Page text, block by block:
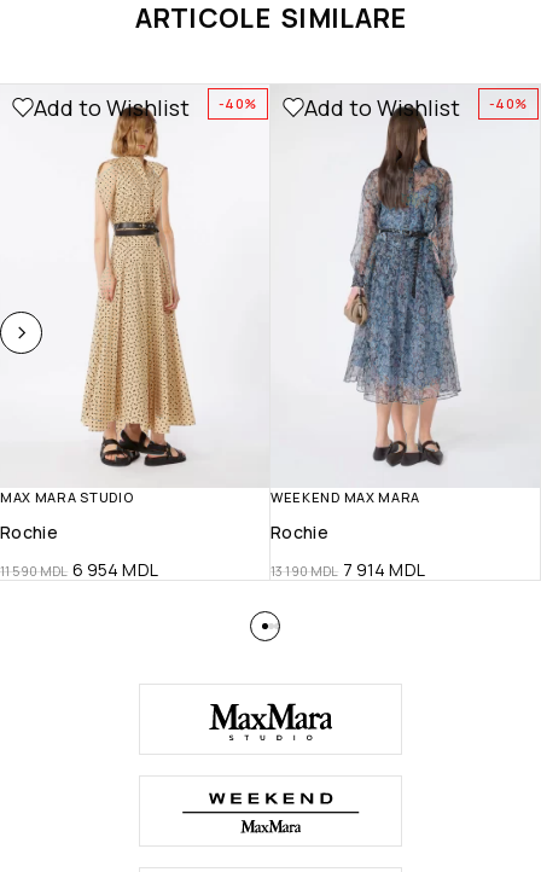
ARTICOLE SIMILARE
-40%
Add to Wishlist
MAX MARA STUDIO
Rochie
11 590MDL 6 954MDL
-40%
Add to Wishlist
WEEKEND MAX MARA
Rochie
13 190MDL 7 914MDL